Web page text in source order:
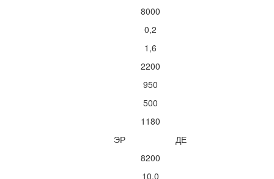
8000
0,2
1,6
2200
950
500
1180
ЭР
ДЕ
8200
10,0